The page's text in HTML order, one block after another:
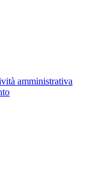
amministrativa